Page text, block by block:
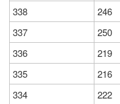
338
246
337
250
336
219
335
216
334
222